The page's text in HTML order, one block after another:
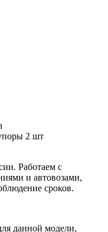
2 шт
Работаем с
и автовозами,
сроков.
данной модели,